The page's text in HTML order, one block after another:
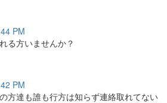
PM
る方いませんか？
PM
方達も誰も行方は知らず連絡取れてない